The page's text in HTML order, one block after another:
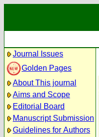
Journal Issues
Golden Pages
About This journal
Aims and Scope
Editorial Board
Manuscript Submission
Guidelines for Authors